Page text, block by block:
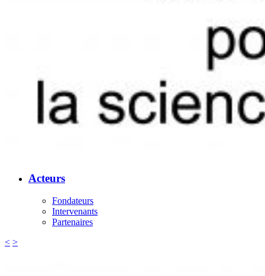
Acteurs
Fondateurs
Intervenants
Partenaires
< >